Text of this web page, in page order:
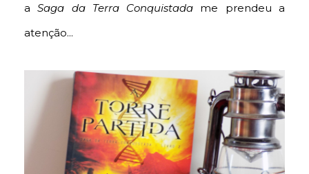
aSaga da Terra Conquistada me prendeu a
atenção...